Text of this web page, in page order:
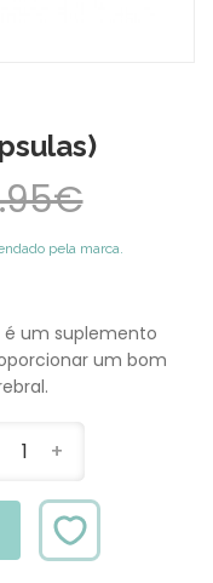
pela marca.
é um suplemento
um bom
1 +